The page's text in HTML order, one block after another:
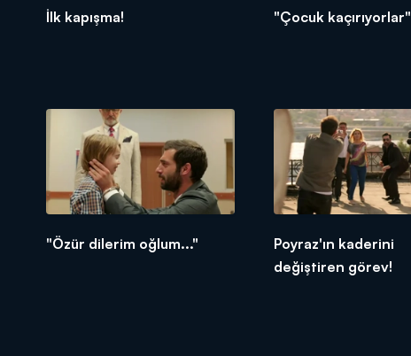
İlk kapışma! "Çocuk kaçırıyorlar"
"Özür dilerim oğlum..."
Poyraz'ın kaderini
değiştiren görev!